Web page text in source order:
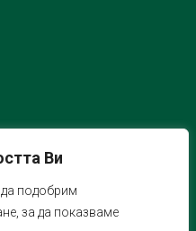
Ви
подобрим
за да показваме